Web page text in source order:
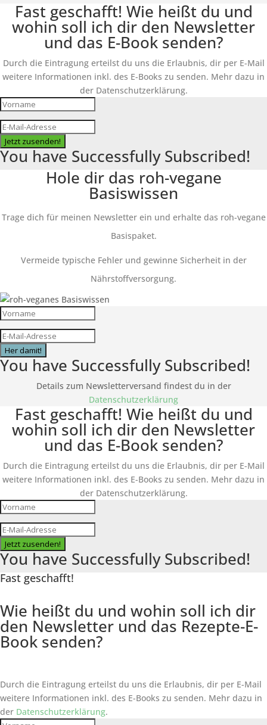
Fast geschafft! Wie heißt du und
wohin soll ich dir den Newsletter
und das E-Book senden?
Durch die Eintragung erteilst du uns die Erlaubnis, dir per E-Mail
weitere Informationen inkl. des E-Books zu senden. Mehr dazu in
der Datenschutzerklärung.
Jetzt zusenden!
You have Successfully Subscribed!
Hole dir das roh-vegane
Basiswissen
Trage dich für meinen Newsletter ein und erhalte das roh-vegane
Basispaket.
Vermeide typische Fehler und gewinne Sicherheit in der
Nährstoffversorgung.
Her damit!
You have Successfully Subscribed!
Details zum Newsletterversand findest du in der
Datenschutzerklärung
Fast geschafft! Wie heißt du und
wohin soll ich dir den Newsletter
und das E-Book senden?
Durch die Eintragung erteilst du uns die Erlaubnis, dir per E-Mail
weitere Informationen inkl. des E-Books zu senden. Mehr dazu in
der Datenschutzerklärung.
Jetzt zusenden!
You have Successfully Subscribed!
Fast geschafft!
Wie heißt du und wohin soll ich dir
den Newsletter und das Rezepte-E-
Book senden?
Durch die Eintragung erteilst du uns die Erlaubnis, dir per E-Mail
weitere Informationen inkl. des E-Books zu senden. Mehr dazu in
der Datenschutzerklärung.